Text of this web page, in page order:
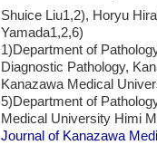
Shuice Liu1,2), Horyu
Yamada1,2,6)
1)Department of
Diagnostic Pathology,
Kanazawa Medical
5)Department of
Medical University Himi
Journal of Kanazawa